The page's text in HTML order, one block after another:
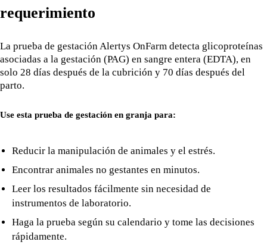
requerimiento
La prueba de gestación Alertys OnFarm detecta glicoproteínas
asociadas a la gestación (PAG) en sangre entera (EDTA), en
solo 28 días después de la cubrición y 70 días después del
parto.
Use esta prueba de gestación en granja para:
Reducir la manipulación de animales y el estrés.
Encontrar animales no gestantes en minutos.
Leer los resultados fácilmente sin necesidad de
instrumentos de laboratorio.
Haga la prueba según su calendario y tome las decisiones
rápidamente.